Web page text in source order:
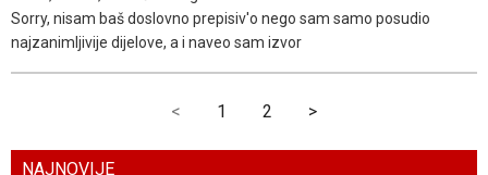
Sorry, nisam baš doslovno prepisiv'o nego sam samo posudio
najzanimljivije dijelove, a i naveo sam izvor
< 1 2 >
NAJNOVIJE